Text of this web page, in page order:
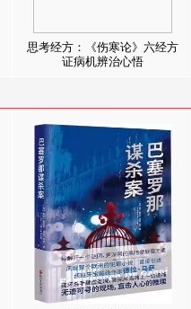
思考经方：《伤寒论》六经方
证病机辨治心悟